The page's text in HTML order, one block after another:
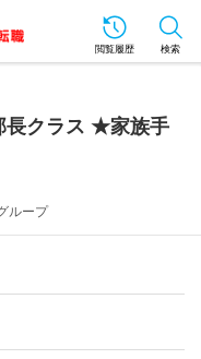
閲覧履歴 検索
長クラス ★家族手
ループ